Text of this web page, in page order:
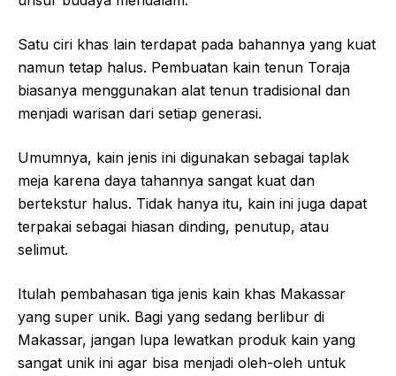
Satu ciri khas lain terdapat pada bahannya yang kuat
namun tetap halus. Pembuatan kain tenun Toraja
biasanya menggunakan alat tenun tradisional dan
menjadi warisan dari setiap generasi.
Umumnya, kain jenis ini digunakan sebagai taplak
meja karena daya tahannya sangat kuat dan
bertekstur halus. Tidak hanya itu, kain ini juga dapat
terpakai sebagai hiasan dinding, penutup, atau
selimut.
Itulah pembahasan tiga jenis kain khas Makassar
yang super unik. Bagi yang sedang berlibur di
Makassar, jangan lupa lewatkan produk kain yang
sangat unik ini agar bisa menjadi oleh-oleh untuk